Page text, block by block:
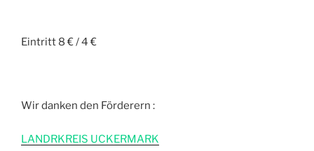
Eintritt 8 € / 4 €
Wir danken den Förderern :
LANDRKREIS UCKERMARK